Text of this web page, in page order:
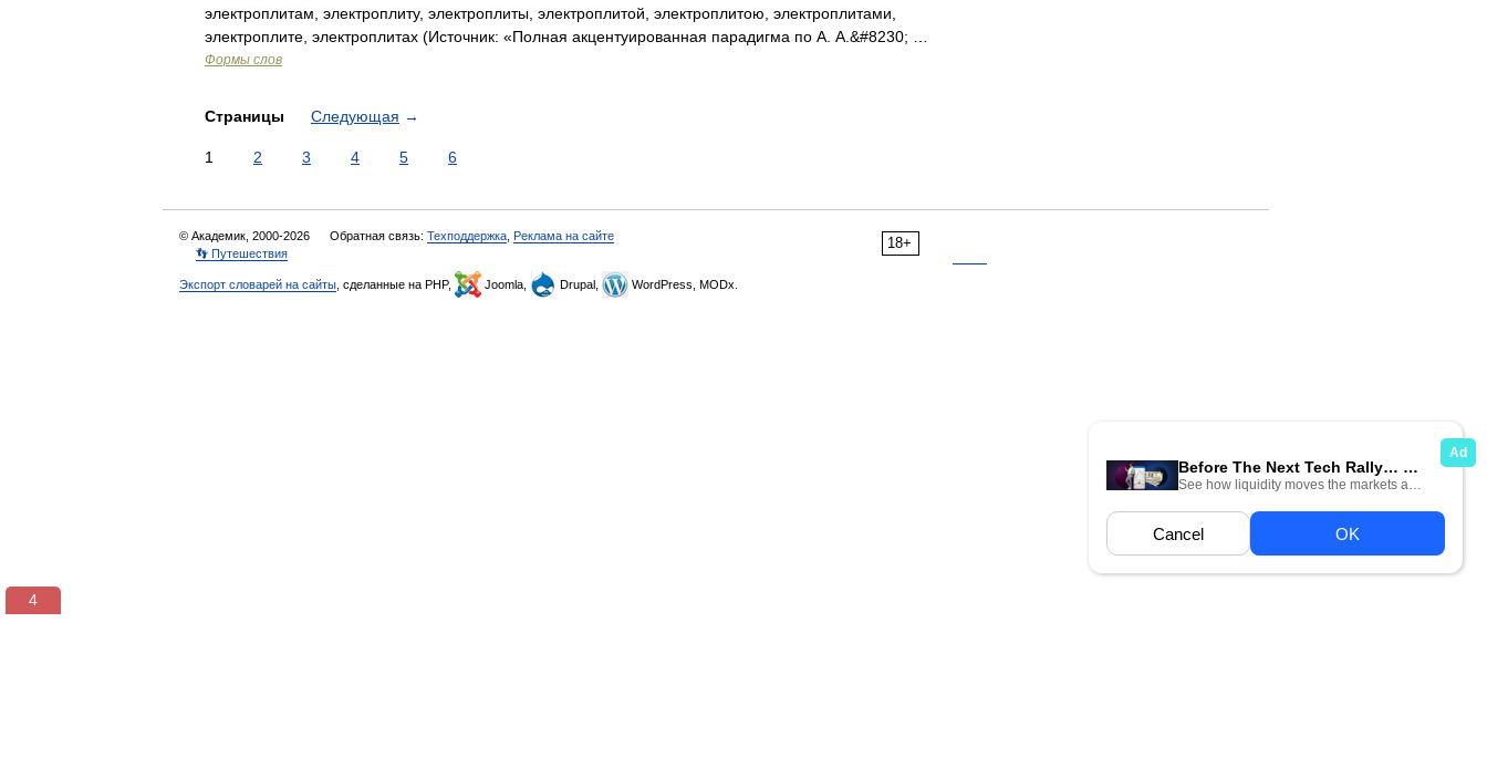
электроплитам, электроплиту, электроплиты, электроплитой, электроплитою, электроплитами,
электроплите, электроплитах (Источник: «Полная акцентуированная парадигма по А. А.&#8230; …
Формы слов
Страницы Следующая →
1 2 3 4 5 6
18+
© Академик, 2000-2026 Обратная связь: Техподдержка Реклама на сайте
👣 Путешествия
Экспорт словарей на сайты , сделанные на PHP, Joomla, Drupal, WordPress, MODx.
3